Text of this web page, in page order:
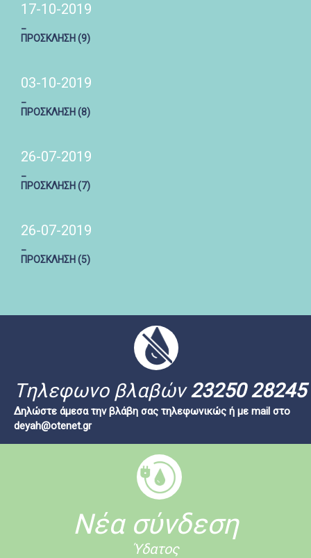
17-10-2019
ΠΡΟΣΚΛΗΣΗ (9)
03-10-2019
ΠΡΟΣΚΛΗΣΗ (8)
26-07-2019
ΠΡΟΣΚΛΗΣΗ (7)
26-07-2019
ΠΡΟΣΚΛΗΣΗ (5)
Tηλεφωνο βλαβών23250 28245
Δηλώστε άμεσα την βλάβη σας τηλεφωνικώς ή με mail στο
deyah@otenet.gr
Νέα σύνδεση
Ύδατος